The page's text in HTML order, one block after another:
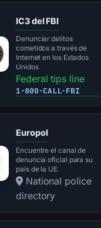
IC3 del FBI
Denunciar delitos
cometidos a través de
Internet en los Estados
Unidos
Federal tips line
1-800-CALL-FBI
Europol
Encuentre el canal de
denuncia oficial para su
país de la UE
National police
directory